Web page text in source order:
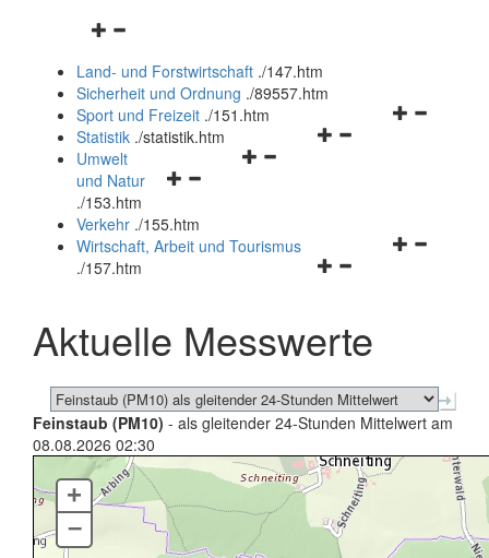
Navigationsmenü
und
schließen
Land- und Forstwirtschaft ./147.htm
Sicherheit und Ordnung ./89557.htm
Navigationsmenü
Sport und Freizeit ./151.htm
Navigationsmenü
Statistik ./statistik.htm
Navigationsmenü
und
schließen
Umwelt
und Natur
./153.htm
Verkehr ./155.htm
Navigationsmenü
schließen
Wirtschaft, Arbeit und Tourismus
./157.htm
Aktuelle Messwerte
Feinstaub (PM10) - als gleitender 24-Stunden Mittelwert am
08.08.2026 02:30
+
–